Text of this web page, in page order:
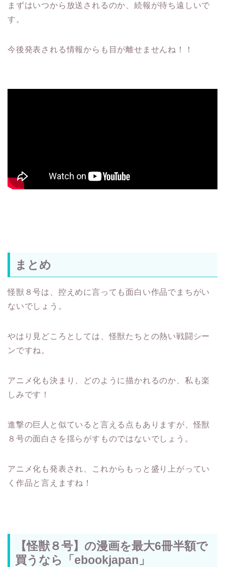
まずはいつから放送されるのか、続報が待ち遠しいで
す。
今後発表される情報からも目が離せませんね！！
まとめ
怪獣８号は、控えめに言っても面白い作品でまちがい
ないでしょう。
やはり見どころとしては、怪獣たちとの熱い戦闘シー
ンですね。
アニメ化も決まり、どのように描かれるのか、私も楽
しみです！
進撃の巨人と似ていると言える点もありますが、怪獣
８号の面白さを揺らがすものではないでしょう。
アニメ化も発表され、これからもっと盛り上がってい
く作品と言えますね！
【怪獣８号】の漫画を最大6冊半額で
買うなら「ebookjapan」